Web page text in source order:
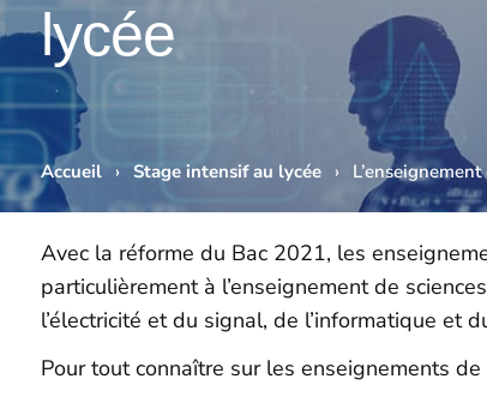
lycée
Accueil › Stage intensif au lycée ›
Avec la réforme du Bac 2021, les
particulièrement à l’enseignement de
l’électricité et du signal, de l’informatique et
Pour tout connaître sur les enseignements